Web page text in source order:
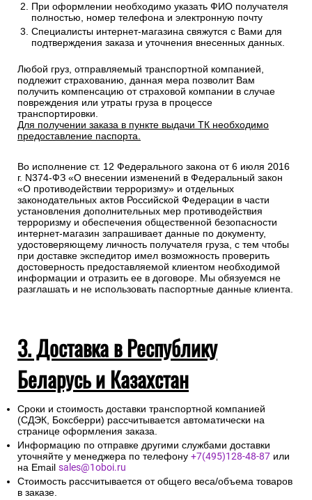
При оформлении необходимо указать ФИО получателя
полностью, номер телефона и электронную почту
Специалисты интернет-магазина свяжутся с Вами для
подтверждения заказа и уточнения внесенных данных.
Любой груз, отправляемый транспортной компанией,
подлежит страхованию, данная мера позволит Вам
получить компенсацию от страховой компании в случае
повреждения или утраты груза в процессе
транспортировки.
Для получении заказа в пункте выдачи ТК необходимо
предоставление паспорта.
Во исполнение ст. 12 Федерального закона от 6 июля 2016
г. N374-ФЗ «О внесении изменений в Федеральный закон
«О противодействии терроризму» и отдельных
законодательных актов Российской Федерации в части
установления дополнительных мер противодействия
терроризму и обеспечения общественной безопасности
интернет-магазин запрашивает данные по документу,
удостоверяющему личность получателя груза, с тем чтобы
при доставке экспедитор имел возможность проверить
достоверность предоставляемой клиентом необходимой
информации и отразить ее в договоре. Мы обязуемся не
разглашать и не использовать паспортные данные клиента.
3. Доставка в Республику
Беларусь и Казахстан
Сроки и стоимость доставки транспортной компанией
(СДЭК, Боксберри) рассчитывается автоматически на
странице оформления заказа.
Информацию по отправке другими службами доставки
уточняйте у менеджера по телефону +7(495)128-48-87 или
на Email sales@1oboi.ru
Стоимость рассчитывается от общего веса/объема товаров
в заказе.